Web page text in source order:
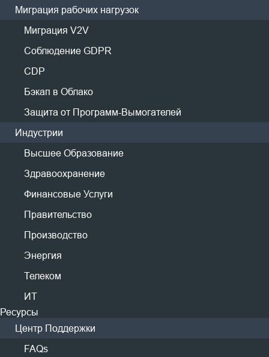
MySql
MariaDB
Отрасли промышленности
Высшее образование
Здравоохранение
Финансовые услуги
Правительство
Производство
Энергия
Скачать
Пробная версия для предприятия на 60 дней
Бесплатная версия для 3 виртуальных
машин (навсегда)
Миграция рабочих нагрузок
Миграция V2V
Соблюдение GDPR
CDP
Бэкап в Облако
Защита от Программ-Вымогателей
Индустрии
Высшее Образование
Здравоохранение
Финансовые Услуги
Правительство
Производство
Энергия
Телеком
ИТ
Ресурсы
Центр Поддержки
FAQs
Я хочу создать
ПРЕДСТАВИТЬ